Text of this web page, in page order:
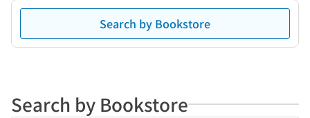
Search by Bookstore
Search by Bookstore